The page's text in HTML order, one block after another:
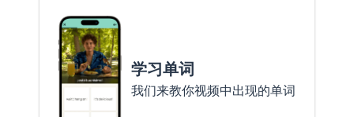
学习单词
我们来教你视频中出现的单词